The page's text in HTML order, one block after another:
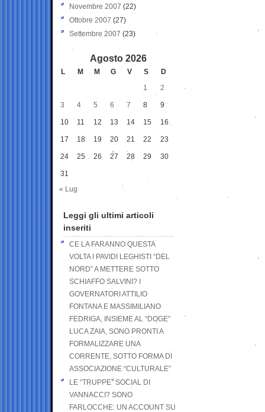
Novembre 2007 (22)
Ottobre 2007 (27)
Settembre 2007 (23)
Agosto 2026
L M M G V S
D
1
2
3 4 5 6 7 8 9
10 11 12 13 14 15 16
17 18 19 20 21 22 23
24 25 26 27 28 29 30
31
« Lug
Leggi gli ultimi articoli
inseriti
CE LA FARANNO QUESTA
VOLTA I PAVIDI LEGHISTI “DEL
NORD” A METTERE SOTTO
SCHIAFFO SALVINI? I
GOVERNATORI ATTILIO
FONTANA E MASSIMILIANO
FEDRIGA, INSIEME AL “DOGE”
LUCA ZAIA, SONO PRONTI A
FORMALIZZARE UNA
CORRENTE, SOTTO FORMA DI
ASSOCIAZIONE “CULTURALE”
LE “TRUPPE” SOCIAL DI
VANNACCI? SONO
FARLOCCHE: UN ACCOUNT SU